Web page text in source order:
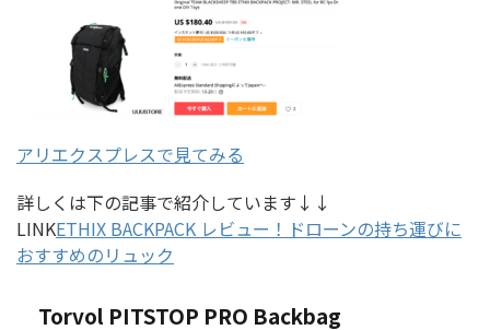
アリエクスプレスで見てみる
詳しくは下の記事で紹介しています↓↓
LINKETHIX BACKPACK レビュー！ドローンの持ち運びに
おすすめのリュック
Torvol PITSTOP PRO Backbag